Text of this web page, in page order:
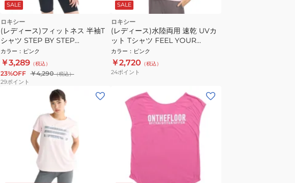
SALE
ロキシー
(レディース)フィットネス 半袖T
シャツ STEP BY STEP
26SPRST261538LPK
カラー ： ピンク
￥3,289 （税込）
23%OFF ￥4,290（税込）
29ポイント
SALE
ロキシー
(レディース)水陸両用 速乾 UVカ
ット Tシャツ FEEL YOUR
CHAKRA 24FWRST244533PNK
カラー ： ピンク
￥2,720 （税込）
24ポイント